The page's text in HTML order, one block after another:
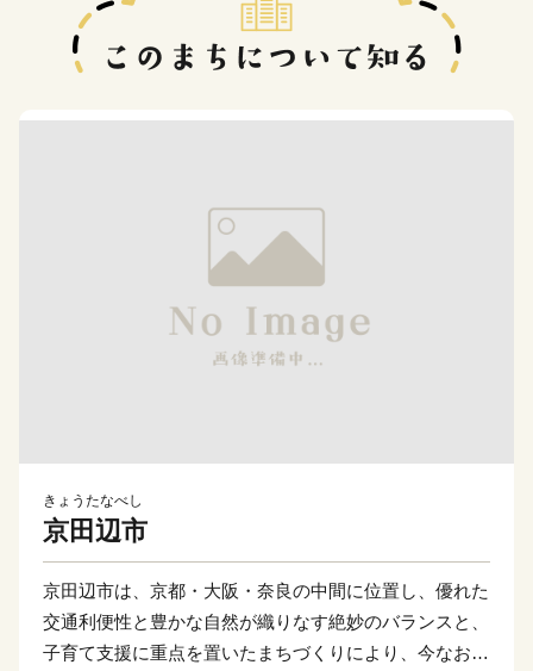
きょうたなべし
京田辺市
京田辺市は、京都・大阪・奈良の中間に位置し、優れた
交通利便性と豊かな自然が織りなす絶妙のバランスと、
子育て支援に重点を置いたまちづくりにより、今なお人